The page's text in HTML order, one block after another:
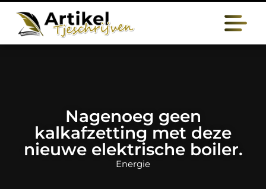
Nagenoeg geen
kalkafzetting met deze
nieuwe elektrische boiler.
Energie